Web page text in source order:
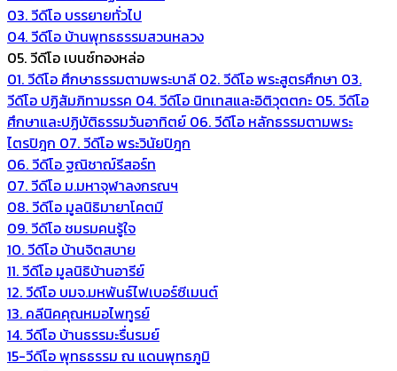
03. วีดีโอ บรรยายทั่วไป
04. วีดีโอ บ้านพุทธธรรมสวนหลวง
05. วีดีโอ เบนซ์ทองหล่อ
01. วีดีโอ ศึกษาธรรมตามพระบาลี 02. วีดีโอ พระสูตรศึกษา 03.
วีดีโอ ปฏิสัมภิทามรรค 04. วีดีโอ นิทเทสและอิติวุตตกะ 05. วีดีโอ
ศึกษาและปฏิบัติธรรมวันอาทิตย์ 06. วีดีโอ หลักธรรมตามพระ
ไตรปิฎก 07. วีดีโอ พระวินัยปิฎก
06. วีดีโอ ฐณิชาฌ์รีสอร์ท
07. วีดีโอ ม.มหาจุฬาลงกรณฯ
08. วีดีโอ มูลนิธิมายาโคตมี
09. วีดีโอ ชมรมคนรู้ใจ
10. วีดีโอ บ้านจิตสบาย
11. วีดีโอ มูลนิธิบ้านอารีย์
12. วีดีโอ บมจ.มหพันธ์ไฟเบอร์ซีเมนต์
13. คลีนิคคุณหมอไพทูรย์
14. วีดีโอ บ้านธรรมะรื่นรมย์
15-วีดีโอ พุทธธรรม ณ แดนพุทธภูมิ